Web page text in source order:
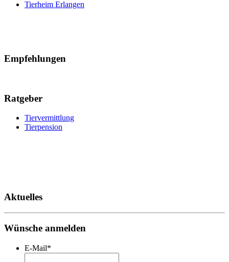
Tierheim Erlangen
Empfehlungen
Ratgeber
Tiervermittlung
Tierpension
Aktuelles
Wünsche anmelden
E-Mail*